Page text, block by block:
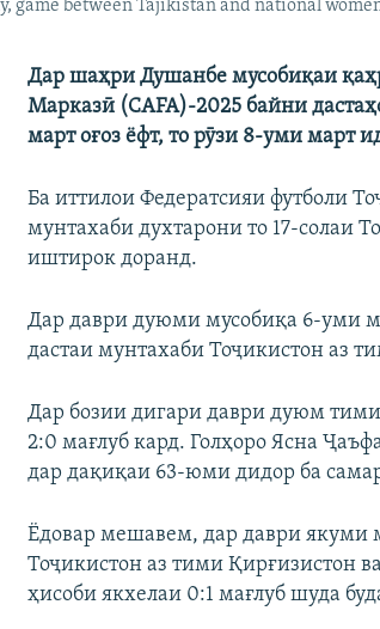
game between Tajikistan and national
Дар шаҳри Душанбе мусобиқаи
Марказӣ (CAFA)-2025 байни
март оғоз ёфт, то рӯзи 8-уми март
Ба иттилои Федератсияи футболи
мунтахаби духтарони то 17-солаи
иштирок доранд.
Дар даври дуюми мусобиқа 6-уми
дастаи мунтахаби Тоҷикистон аз
Дар бозии дигари даври дуюм
2:0 мағлуб кард. Голҳоро Ясна
дар дақиқаи 63-юми дидор ба
Ёдовар мешавем, дар даври якуми
Тоҷикистон аз тими Қирғизистон
ҳисоби якхелаи 0:1 мағлуб шуда